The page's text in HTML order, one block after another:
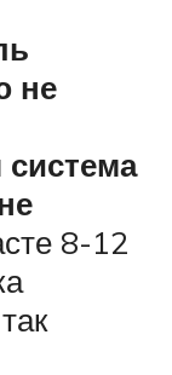
не
8-12